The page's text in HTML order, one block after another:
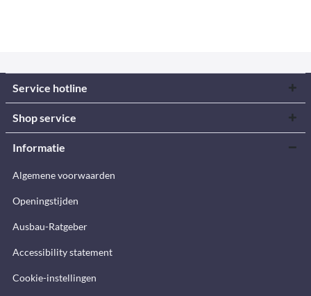
Service hotline
Shop service
Informatie
Algemene voorwaarden
Openingstijden
Ausbau-Ratgeber
Accessibility statement
Cookie-instellingen